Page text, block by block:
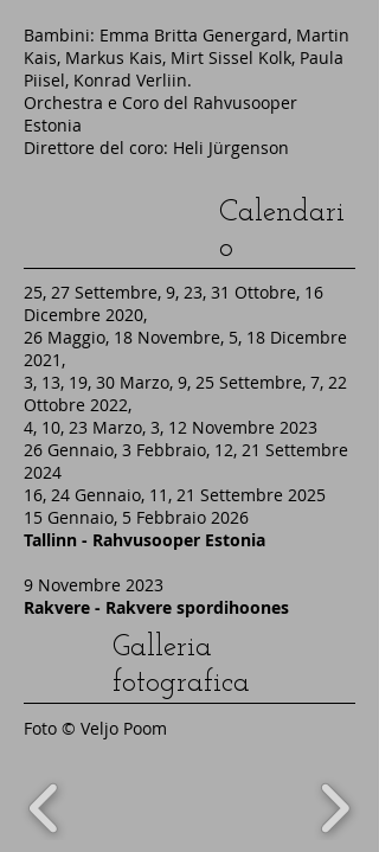
Bambini: Emma Britta Genergard, Martin
Kais, Markus Kais, Mirt Sissel Kolk, Paula
Piisel, Konrad Verliin.
Orchestra e Coro del Rahvusooper
Estonia
Direttore del coro: Heli Jürgenson
Calendari
o
25, 27 Settembre, 9, 23, 31 Ottobre, 16
Dicembre 2020,
26 Maggio, 18 Novembre, 5, 18 Dicembre
2021,
3, 13, 19, 30 Marzo, 9, 25 Settembre, 7, 22
Ottobre 2022,
4, 10, 23 Marzo, 3, 12 Novembre 2023
26 Gennaio, 3 Febbraio, 12, 21 Settembre
2024
16, 24 Gennaio, 11, 21 Settembre 2025
15 Gennaio, 5 Febbraio 2026
Tallinn - Rahvusooper Estonia
9 Novembre 2023
Rakvere - Rakvere spordihoones
Galleria
fotografica
Foto © Veljo Poom